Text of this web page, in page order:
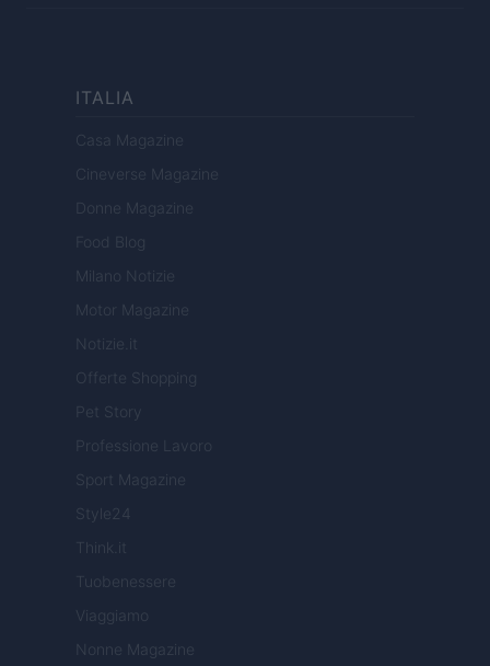
ITALIA
Casa Magazine
Cineverse Magazine
Donne Magazine
Food Blog
Milano Notizie
Motor Magazine
Notizie.it
Offerte Shopping
Pet Story
Professione Lavoro
Sport Magazine
Style24
Think.it
Tuobenessere
Viaggiamo
Nonne Magazine